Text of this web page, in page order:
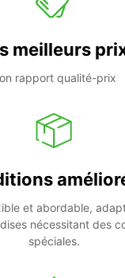
meilleurs
rapport qualité-prix
et abordable,
nécessitant des
spéciales.